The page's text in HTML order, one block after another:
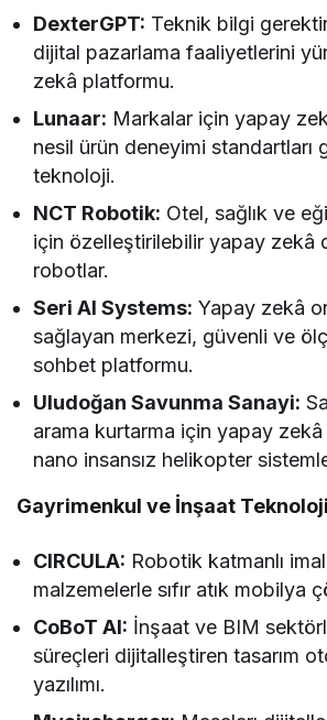
DexterGPT: Teknik bilgi
dijital pazarlama faaliyetlerini
zekâ platformu.
Lunaar: Markalar için yapay
nesil ürün deneyimi standartları
teknoloji.
NCT Robotik: Otel, sağlık ve
için özelleştirilebilir yapay zekâ
robotlar.
Seri AI Systems: Yapay zekâ
sağlayan merkezi, güvenli ve
sohbet platformu.
Uludoğan Savunma Sanayi:
arama kurtarma için yapay
nano insansız helikopter
Gayrimenkul ve İnşaat
CIRCULA: Robotik katmanlı
malzemelerle sıfır atık mobilya
CoBoT AI: İnşaat ve BIM
süreçleri dijitalleştiren tasarım
yazılımı.